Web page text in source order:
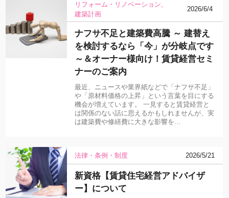
リフォーム・リノベーション
建築計画
2026/6/4
ナフサ不足と建築費高騰 ～ 建替え
を検討するなら「今」が分岐点です
～＆オーナー様向け！賃貸経営セミ
ナーのご案内
最近、ニュースや業界紙などで「ナフサ不足」
や「原材料価格の上昇」という言葉を目にする
機会が増えています。 一見すると賃貸経営と
は関係のない話に思えるかもしれませんが、実
は建築費や修繕費に大きな影響を…
法律・条例・制度 2026/5/21
新資格【賃貸住宅経営アドバイザ
ー】について